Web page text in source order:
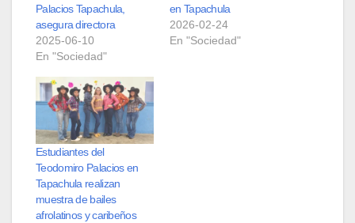
Palacios Tapachula,
asegura directora
2025-06-10
En "Sociedad"
en Tapachula
2026-02-24
En "Sociedad"
Estudiantes del
Teodomiro Palacios en
Tapachula realizan
muestra de bailes
afrolatinos y caribeños